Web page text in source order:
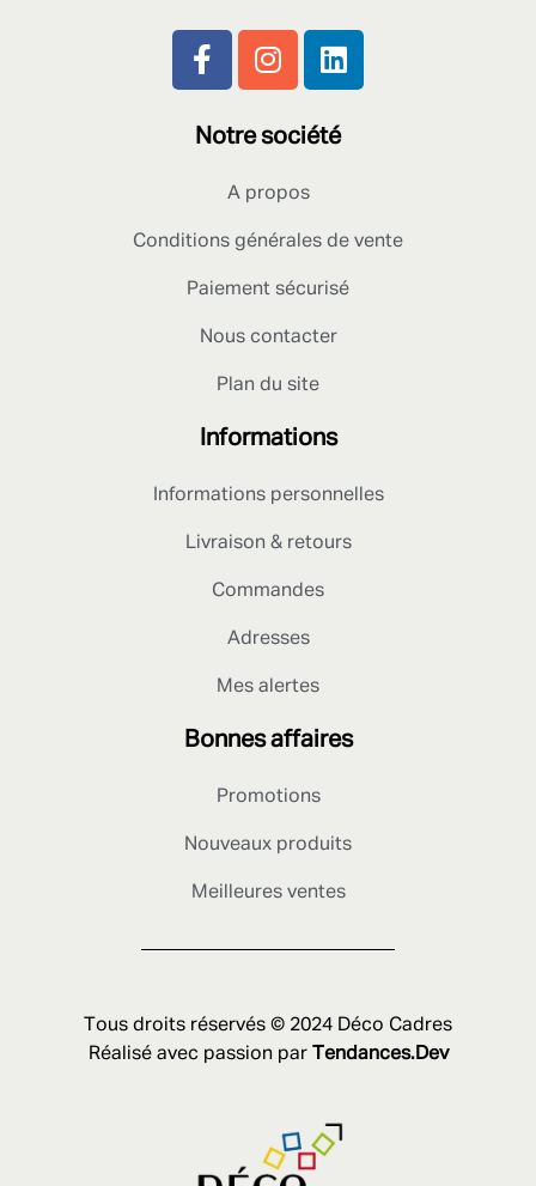
Notre société
A propos
Conditions générales de vente
Paiement sécurisé
Nous contacter
Plan du site
Informations
Informations personnelles
Livraison & retours
Commandes
Adresses
Mes alertes
Bonnes affaires
Promotions
Nouveaux produits
Meilleures ventes
Tous droits réservés © 2024 Déco Cadres
Réalisé avec passion par Tendances.Dev